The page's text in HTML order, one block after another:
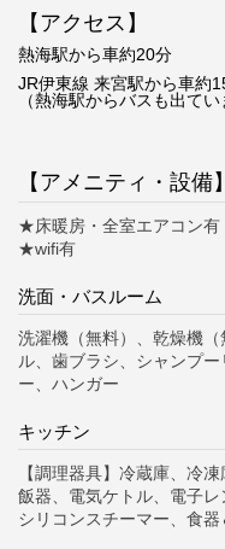
【アクセス 】
熱海駅から車約20分
JR伊東線 来宮駅から車約
（熱海駅からバスも出てい
【アメニティ・設備】
★床暖房・全室エアコン有
★wifi有
洗面・バスルーム
洗濯機（無料）、乾燥機
ル、歯ブラシ、シャンプ
ー、ハンガー
キッチン
【調理器具】冷蔵庫、冷
飯器、電気ケトル、電子レ
シリコンスチーマー、食器